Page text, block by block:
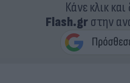
Κάνε κλικ
Flash.grστην